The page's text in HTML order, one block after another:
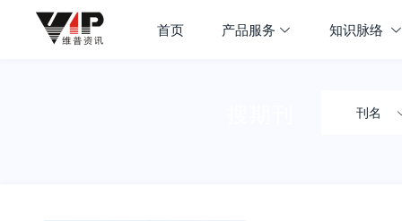
首页 产品服务 知识脉络
刊名